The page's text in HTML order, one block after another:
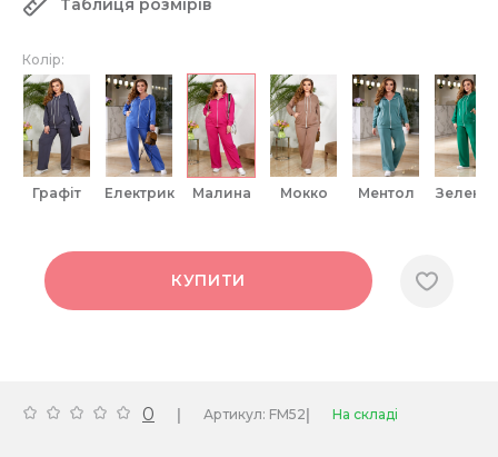
Колір:
графіт електрик малина мокко ментол
КУПИТИ
0 | Артикул: FM52| На складі